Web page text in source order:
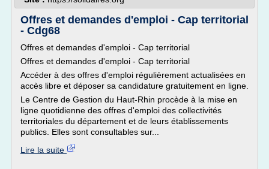
Offres et demandes d'emploi - Cap territorial
- Cdg68
Offres et demandes d'emploi - Cap territorial
Offres et demandes d'emploi - Cap territorial
Accéder à des offres d'emploi régulièrement actualisées en
accès libre et déposer sa candidature gratuitement en ligne.
Le Centre de Gestion du Haut-Rhin procède à la mise en
ligne quotidienne des offres d'emploi des collectivités
territoriales du département et de leurs établissements
publics. Elles sont consultables sur...
Lire la suite